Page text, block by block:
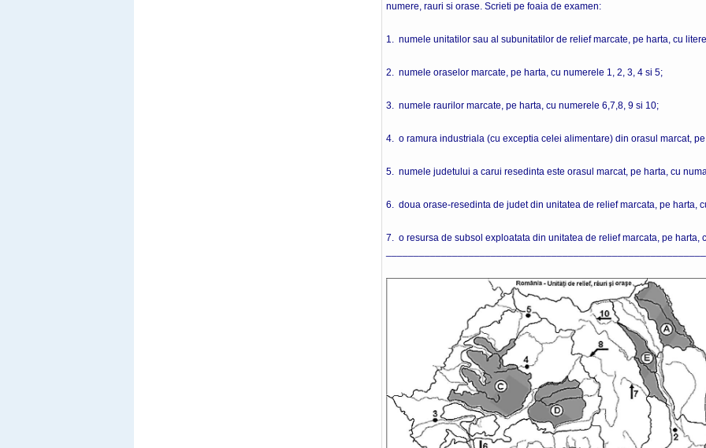
numere, rauri si orase. Scrieti pe foaia de examen:
1. numele unitatilor sau al subunitatilor de relief marcate, pe harta, cu
2. numele oraselor marcate, pe harta, cu numerele 1, 2, 3, 4 si 5;
3. numele raurilor marcate, pe harta, cu numerele 6,7,8, 9 si 10;
4. o ramura industriala (cu exceptia celei alimentare) din orasul marcat,
5. numele judetului a carui resedinta este orasul marcat, pe harta, cu
6. doua orase-resedinta de judet din unitatea de relief marcata, pe harta,
7. o resursa de subsol exploatata din unitatea de relief marcata, pe harta,